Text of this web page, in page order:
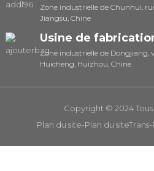
Zone industrielle de Chunhui,
Jiangsu, Chine
Usine de
Zone industrielle de Dongjiang,
Huicheng, Huizhou, Chine
Copyright © 2024
Plan du site-Plan du siteTrans-